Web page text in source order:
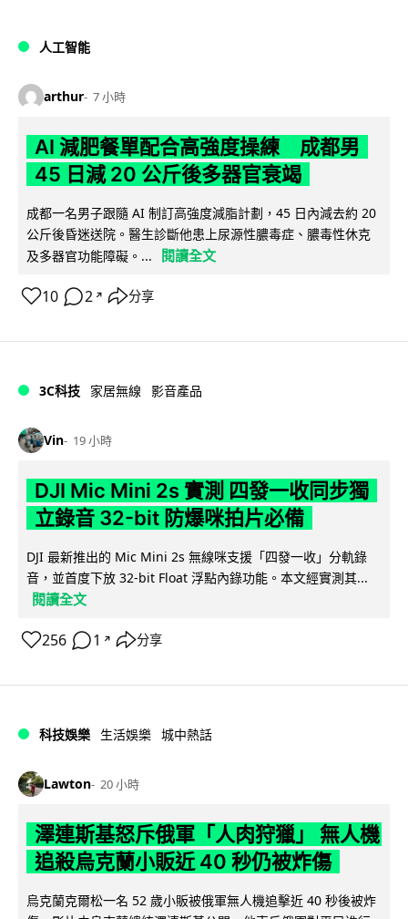
人工智能
arthur 7 小時
AI 減肥餐單配合高強度操練 成都男
45 日減 20 公斤後多器官衰竭
成都一名男子跟隨 AI 制訂高強度減脂計劃，45 日內減去約 20
公斤後昏迷送院。醫生診斷他患上尿源性膿毒症、膿毒性休克
及多器官功能障礙。...
閱讀全文
10 2 ↗ 分享
3C科技 家居無線 影音產品
Vin 19 小時
DJI Mic Mini 2s 實測 四發一收同步獨
立錄音 32-bit 防爆咪拍片必備
DJI 最新推出的 Mic Mini 2s 無線咪支援「四發一收」分軌錄
音，並首度下放 32-bit Float 浮點內錄功能。本文經實測其...
閱讀全文
256 1 ↗ 分享
科技娛樂 生活娛樂 城中熱話
Lawton 20 小時
澤連斯基怒斥俄軍「人肉狩獵」 無人機
追殺烏克蘭小販近 40 秒仍被炸傷
烏克蘭克爾松一名 52 歲小販被俄軍無人機追擊近 40 秒後被炸